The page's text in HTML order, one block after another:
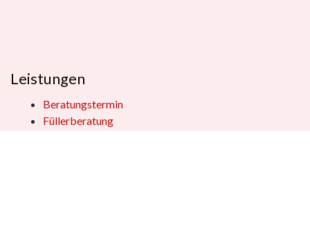
Leistungen
Beratungstermin
Füllerberatung